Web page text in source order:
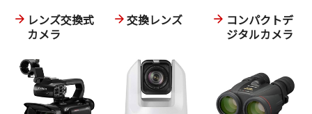
レンズ交換式
カメラ
交換レンズ
コンパクトデ
ジタルカメラ